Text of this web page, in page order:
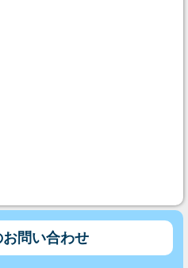
問い合わせ